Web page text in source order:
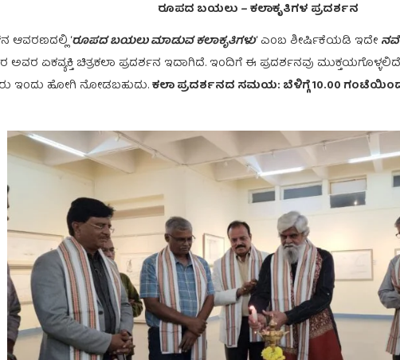
ರೂಪದ ಬಯಲು – ಕಲಾಕೃತಿಗಳ ಪ್ರದರ್ಶನ
ಆವರಣದಲ್ಲಿ ‘ರೂಪದ ಬಯಲು ಮಾಡುವ ಕಲಾಕೃತಿಗಳು‘ ಎಂಬ ಶೀರ್ಷಿಕೆಯಡಿ ಇದೇ
ಏಕವ್ಯಕ್ತಿ ಚಿತ್ರಕಲಾ ಪ್ರದರ್ಶನ ಇದಾಗಿದೆ. ಇಂದಿಗೆ ಈ ಪ್ರದರ್ಶನವು
ಇಂದು ಹೋಗಿ ನೋಡಬಹುದು.ಕಲಾ ಪ್ರದರ್ಶನದ ಸಮಯ: ಬೆಳಿಗ್ಗೆ 10.00